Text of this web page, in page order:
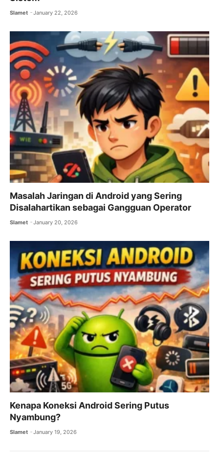
Slamet January 22, 2026
Masalah Jaringan di Android yang Sering
Disalahartikan sebagai Gangguan Operator
Slamet January 20, 2026
Kenapa Koneksi Android Sering Putus
Nyambung?
Slamet January 19, 2026